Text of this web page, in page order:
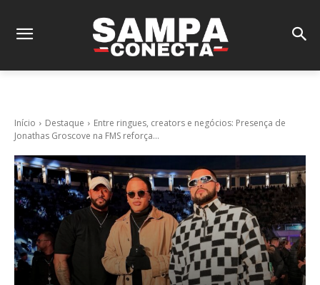
Início Destaque
Entre ringues, creators e negócios: Presença de
Jonathas Groscove na FMS reforça...